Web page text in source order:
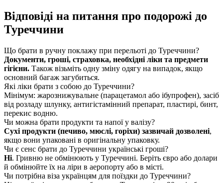
Відповіді на питання про подорожі до
Туреччини
Що брати в ручну поклажу при перельоті до Туреччини?
Документи, гроші, страховка, необхідні ліки та предмети
гігієни. Також візьміть одну зміну одягу на випадок, якщо
основний багаж загубиться.
Які ліки брати з собою до Туреччини?
Мінімум: жарознижувальне (парацетамол або ібупрофен), засіб
від розладу шлунку, антигістамінний препарат, пластирі, бинт,
перекис водню.
Чи можна брати продукти та напої у валізу?
Сухі продукти (печиво, мюслі, горіхи) зазвичай дозволені,
якщо вони упаковані в оригінальну упаковку.
Чи є сенс брати до Туреччини українські гроші?
Ні. Гривню не обмінюють у Туреччині. Беріть євро або долари
й обмінюйте їх на ліри в аеропорту або в місті.
Чи потрібна віза українцям для поїздки до Туреччини?